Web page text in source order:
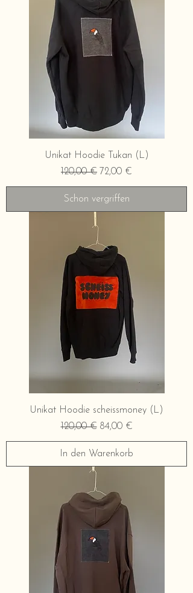
Unikat Hoodie Tukan (L)
Standardpreis
120,00 € Sale-Preis
72,00 €
Schon vergriffen
Unikat Hoodie scheissmoney (L)
Standardpreis
120,00 € Sale-Preis
84,00 €
In den Warenkorb